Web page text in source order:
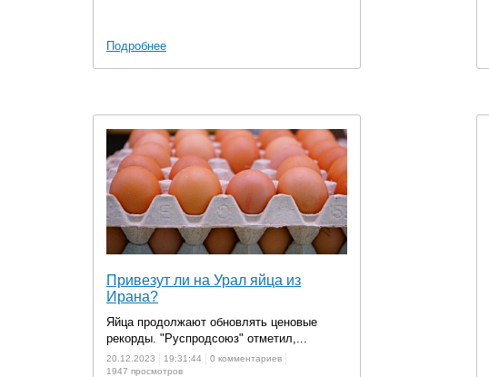
Подробнее
Привезут ли на Урал яйца из
Ирана?
Яйца продолжают обновлять ценовые
рекорды. "Руспродсоюз" отметил,...
20.12.2023 19:31:44
0 комментариев
1947 просмотров